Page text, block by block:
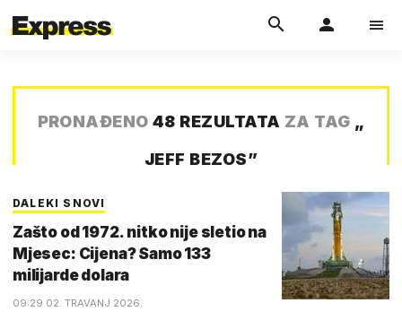
PRONAĐENO 48 REZULTATA ZA TAG „
JEFF BEZOS”
DALEKI SNOVI
Zašto od 1972. nitko nije sletio na
Mjesec: Cijena? Samo 133
milijarde dolara
09:29 02. TRAVANJ 2026.